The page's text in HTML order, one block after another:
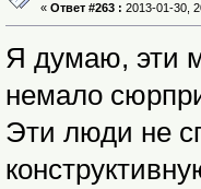
« Ответ #263 : 2013-01-30,
Я думаю, эти
немало
Эти люди не